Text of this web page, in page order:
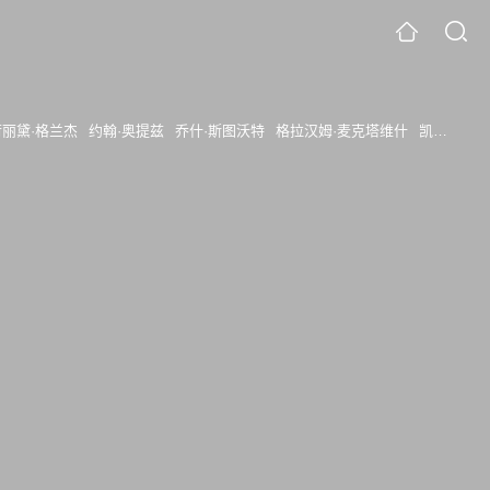
黛·格兰杰 约翰·奥提兹 乔什·斯图沃特 格拉汉姆·麦克塔维什 凯尔·加尔纳